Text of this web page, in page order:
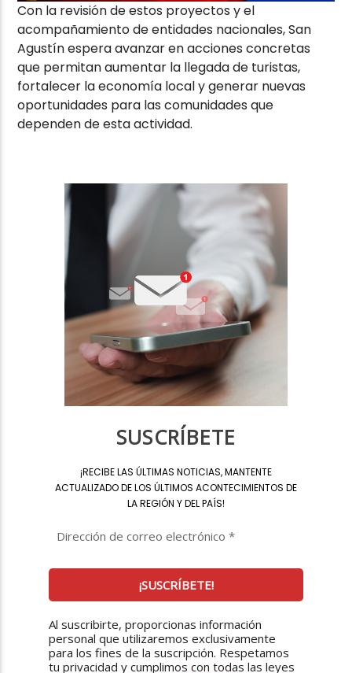
Con la revisión de estos proyectos y el
acompañamiento de entidades nacionales, San
Agustín espera avanzar en acciones concretas
que permitan aumentar la llegada de turistas,
fortalecer la economía local y generar nuevas
oportunidades para las comunidades que
dependen de esta actividad.
SUSCRÍBETE
¡RECIBE LAS ÚLTIMAS NOTICIAS, MANTENTE
ACTUALIZADO DE LOS ÚLTIMOS ACONTECIMIENTOS DE
LA REGIÓN Y DEL PAÍS!
Al suscribirte, proporcionas información
personal que utilizaremos exclusivamente
para los fines de la suscripción. Respetamos
tu privacidad y cumplimos con todas las leyes